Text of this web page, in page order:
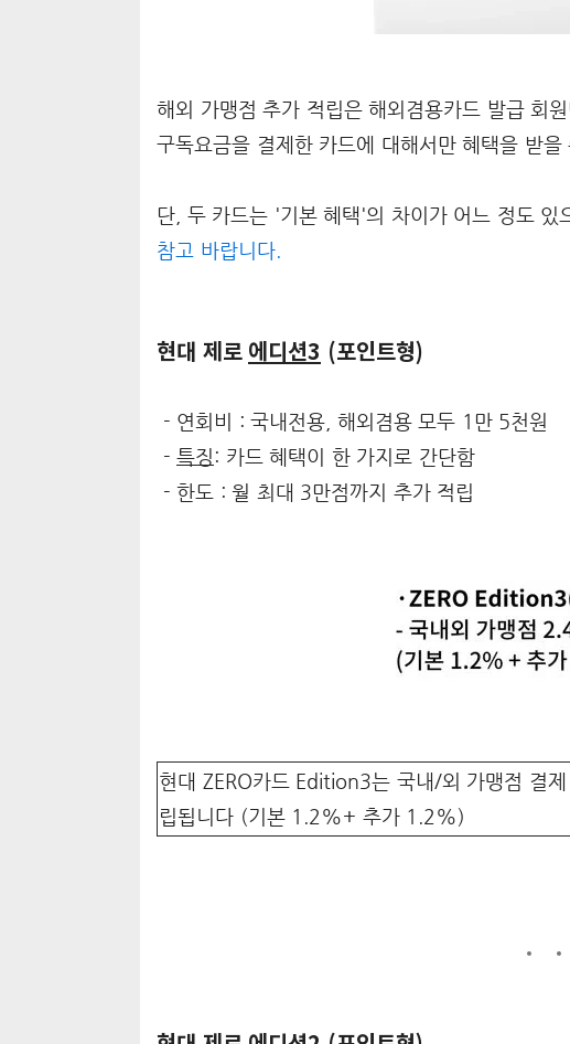
해외 가맹점 추가 적립은 해외겸용카드 발급 회
구독요금을 결제한 카드에 대해서만 혜택을 받을
단, 두 카드는 '기본 혜택'의 차이가 어느 정도 있
참고 바랍니다.
현대 제로 에디션3 (포인트형)
- 연회비 : 국내전용, 해외겸용 모두 1만 5천원
- 특징 : 카드 혜택이 한 가지로 간단함
- 한도 : 월 최대 3만점까지 추가 적립
현대 ZERO카드 Edition3는 국내/외 가맹점 결
립됩니다 (기본 1.2%+ 추가 1.2%)